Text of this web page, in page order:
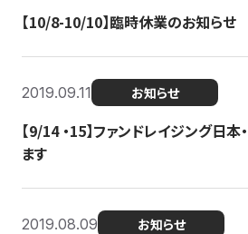
【10/8-10/10】臨時休業のお知らせ
2019.09.11 お知らせ
【9/14 ・15】ファンドレイジング日本
ます
2019.08.09 お知らせ